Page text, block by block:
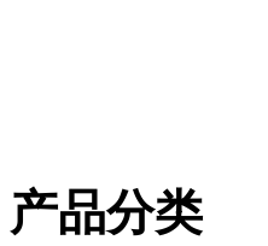
产品分类